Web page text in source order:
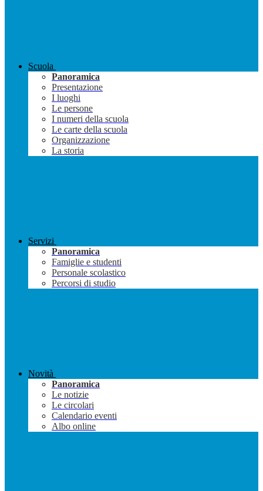
Scuola
Panoramica
Presentazione
I luoghi
Le persone
I numeri della scuola
Le carte della scuola
Organizzazione
La storia
Servizi
Panoramica
Famiglie e studenti
Personale scolastico
Percorsi di studio
Novità
Panoramica
Le notizie
Le circolari
Calendario eventi
Albo online